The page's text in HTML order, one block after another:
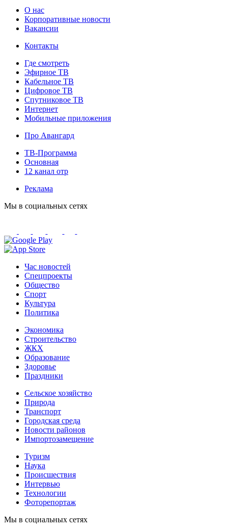
О нас
Корпоративные новости
Вакансии
Контакты
Где смотреть
Эфирное ТВ
Кабельное ТВ
Цифровое ТВ
Спутниковое ТВ
Интернет
Мобильные приложения
Про Авангард
ТВ-Программа
Основная
12 канал отр
Реклама
Мы в социальных сетях
Час новостей
Спецпроекты
Общество
Спорт
Культура
Политика
Экономика
Строительство
ЖКХ
Образование
Здоровье
Праздники
Сельское хозяйство
Природа
Транспорт
Городская среда
Новости районов
Импортозамещение
Туризм
Наука
Происшествия
Интервью
Технологии
Фоторепортаж
Мы в социальных сетях